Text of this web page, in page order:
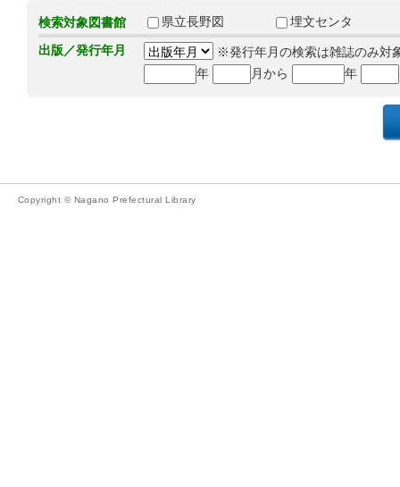
検索対象図書館 県立長野図
埋文センタ
出版／発行年月
※発行年月の検索は雑誌のみ対
年
月から 年
Copyright © Nagano Prefectural Library